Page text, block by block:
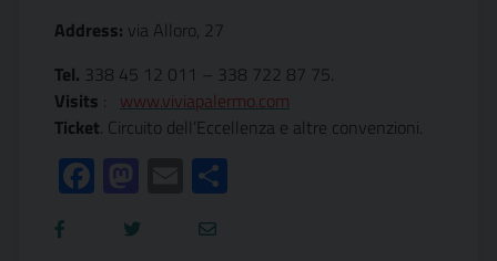
Address: via Alloro, 27
Tel. 338 45 12 011 – 338 722 87 75.
Visits : www.viviapalermo.com
Ticket. Circuito dell’Eccellenza e altre convenzioni.
Facebook
Mastodon
Email